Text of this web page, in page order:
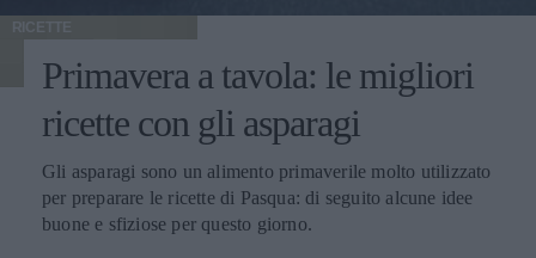
RICETTE
Primavera a tavola: le migliori
ricette con gli asparagi
Gli asparagi sono un alimento primaverile molto utilizzato
per preparare le ricette di Pasqua: di seguito alcune idee
buone e sfiziose per questo giorno.